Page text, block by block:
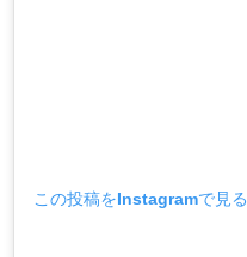
この投稿をInstagramで見る